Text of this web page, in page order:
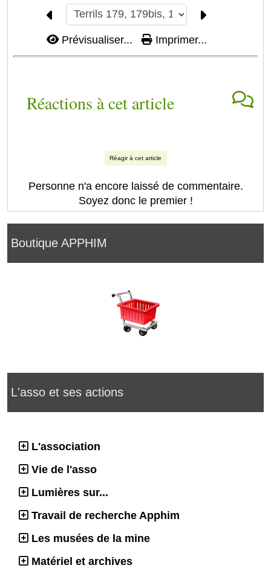
Boutique APPHIM
L'asso et ses actions
L'association
Vie de l'asso
Lumières sur...
Travail de recherche Apphim
Les musées de la mine
Matériel et archives
Prévisualiser... Imprimer...
Réactions à cet article
Réagir à cet article
Personne n'a encore laissé de commentaire.
Soyez donc le premier !